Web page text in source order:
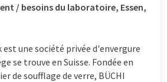
/ besoins du laboratoire, Essen,
une société privée d'envergure
se trouve en Suisse. Fondée en
de soufflage de verre, BÜCHI